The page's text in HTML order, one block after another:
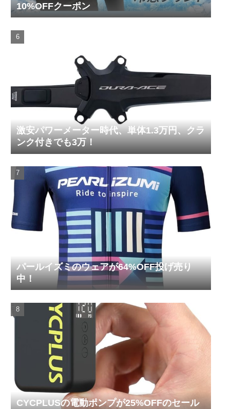
10%OFFクーポン
激安パワーメーター時代、単体1.3万円、クラ
ンク付きでも3万！
パールイズミのウェアが64%OFF投げ売り
中！
CYCPLUSの電動ポンプが25%OFFのセール